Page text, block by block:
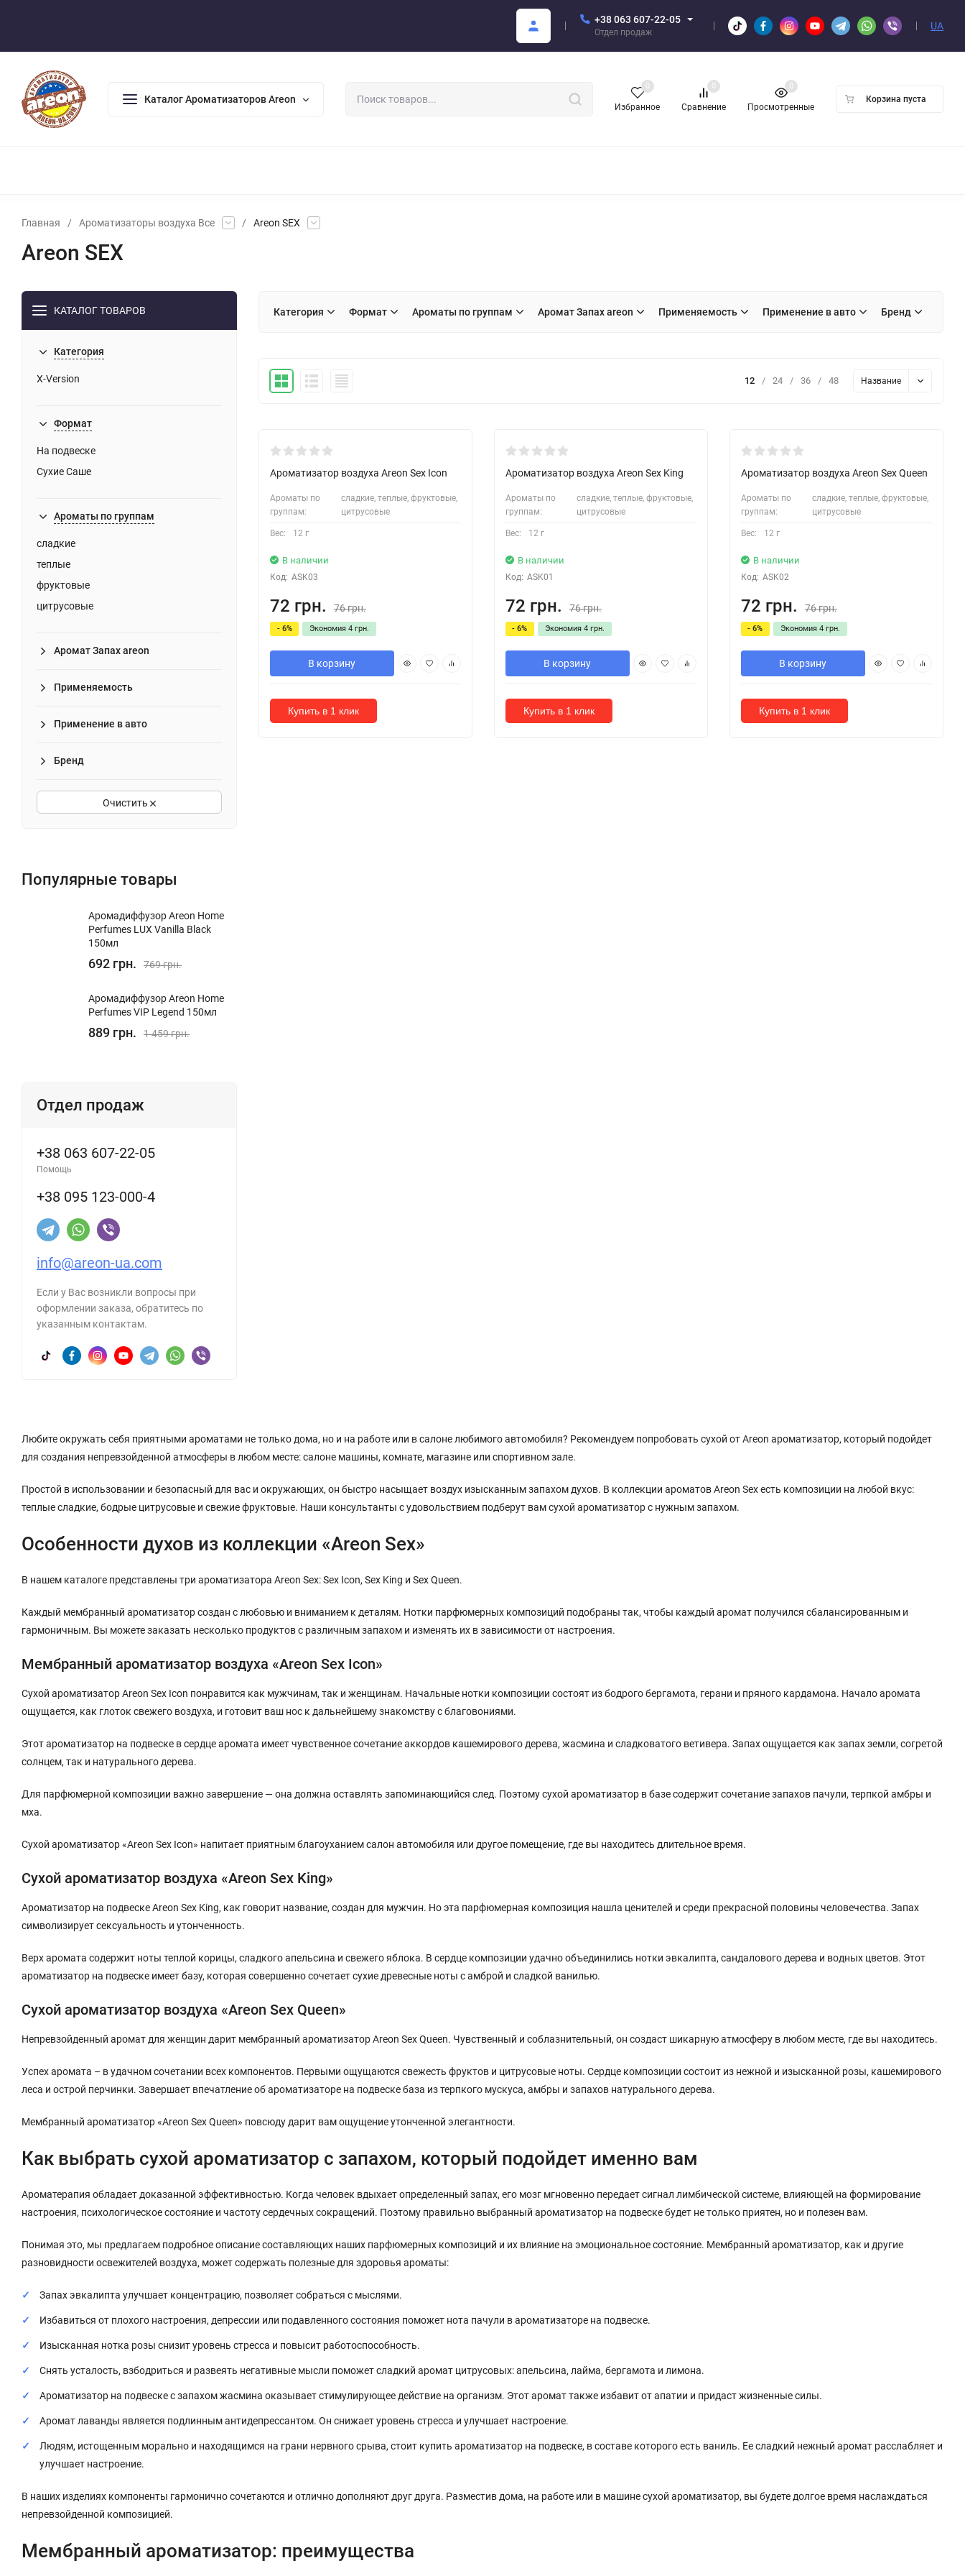
+38 063 607-22-05
Отдел продаж
UA
Каталог Ароматизаторов Areon
Избранное
0
Сравнение
0
Просмотренные
0
Корзина пуста
Главная / Ароматизаторы воздуха Все / Areon SEX
Areon SEX
КАТАЛОГ ТОВАРОВ
Категория
X-Version
Формат
На подвеске
Сухие Саше
Ароматы по группам
сладкие
теплые
фруктовые
цитрусовые
Аромат Запах areon
Применяемость
Применение в авто
Бренд
Очистить
Популярные товары
Аромадиффузор Areon Home
Perfumes LUX Vanilla Black
150мл
692 грн. 769 грн.
Аромадиффузор Areon Home
Perfumes VIP Legend 150мл
889 грн. 1 459 грн.
Отдел продаж
+38 063 607-22-05
Помощь
+38 095 123-000-4
info@areon-ua.com
Если у Вас возникли вопросы при
оформлении заказа, обратитесь по
указанным контактам.
Категория Формат Ароматы по группам Аромат Запах areon Применяемость Применение в авто Бренд
12 / 24 / 36 / 48 Название
Ароматизатор воздуха Areon Sex Icon
Ароматы по
группам:
сладкие, теплые, фруктовые,
цитрусовые
Вес: 12 г
В наличии
Код: ASK03
72 грн. 76 грн.
- 6% Экономия 4 грн.
В корзину
Купить в 1 клик
Ароматизатор воздуха Areon Sex King
Ароматы по
группам:
сладкие, теплые, фруктовые,
цитрусовые
Вес: 12 г
В наличии
Код: ASK01
72 грн. 76 грн.
- 6% Экономия 4 грн.
В корзину
Купить в 1 клик
Ароматизатор воздуха Areon Sex Queen
Ароматы по
группам:
сладкие, теплые, фруктовые,
цитрусовые
Вес: 12 г
В наличии
Код: ASK02
72 грн. 76 грн.
- 6% Экономия 4 грн.
В корзину
Купить в 1 клик
Любите окружать себя приятными ароматами не только дома, но и на работе или в салоне любимого автомобиля? Рекомендуем попробовать сухой от Areon ароматизатор, который подойдет
для создания непревзойденной атмосферы в любом месте: салоне машины, комнате, магазине или спортивном зале.
Простой в использовании и безопасный для вас и окружающих, он быстро насыщает воздух изысканным запахом духов. В коллекции ароматов Areon Sex есть композиции на любой вкус:
теплые сладкие, бодрые цитрусовые и свежие фруктовые. Наши консультанты с удовольствием подберут вам сухой ароматизатор с нужным запахом.
Особенности духов из коллекции «Areon Sex»
В нашем каталоге представлены три ароматизатора Areon Sex: Sex Icon, Sex King и Sex Queen.
Каждый мембранный ароматизатор создан с любовью и вниманием к деталям. Нотки парфюмерных композиций подобраны так, чтобы каждый аромат получился сбалансированным и
гармоничным. Вы можете заказать несколько продуктов с различным запахом и изменять их в зависимости от настроения.
Мембранный ароматизатор воздуха «Areon Sex Icon»
Сухой ароматизатор Areon Sex Icon понравится как мужчинам, так и женщинам. Начальные нотки композиции состоят из бодрого бергамота, герани и пряного кардамона. Начало аромата
ощущается, как глоток свежего воздуха, и готовит ваш нос к дальнейшему знакомству с благовониями.
Этот ароматизатор на подвеске в сердце аромата имеет чувственное сочетание аккордов кашемирового дерева, жасмина и сладковатого ветивера. Запах ощущается как запах земли, согретой
солнцем, так и натурального дерева.
Для парфюмерной композиции важно завершение — она должна оставлять запоминающийся след. Поэтому сухой ароматизатор в базе содержит сочетание запахов пачули, терпкой амбры и
мха.
Сухой ароматизатор «Areon Sex Icon» напитает приятным благоуханием салон автомобиля или другое помещение, где вы находитесь длительное время.
Сухой ароматизатор воздуха «Areon Sex King»
Ароматизатор на подвеске Areon Sex King, как говорит название, создан для мужчин. Но эта парфюмерная композиция нашла ценителей и среди прекрасной половины человечества. Запах
символизирует сексуальность и утонченность.
Верх аромата содержит ноты теплой корицы, сладкого апельсина и свежего яблока. В сердце композиции удачно объединились нотки эвкалипта, сандалового дерева и водных цветов. Этот
ароматизатор на подвеске имеет базу, которая совершенно сочетает сухие древесные ноты с амброй и сладкой ванилью.
Сухой ароматизатор воздуха «Areon Sex Queen»
Непревзойденный аромат для женщин дарит мембранный ароматизатор Areon Sex Queen. Чувственный и соблазнительный, он создаст шикарную атмосферу в любом месте, где вы находитесь.
Успех аромата – в удачном сочетании всех компонентов. Первыми ощущаются свежесть фруктов и цитрусовые ноты. Сердце композиции состоит из нежной и изысканной розы, кашемирового
леса и острой перчинки. Завершает впечатление об ароматизаторе на подвеске база из терпкого мускуса, амбры и запахов натурального дерева.
Мембранный ароматизатор «Areon Sex Queen» повсюду дарит вам ощущение утонченной элегантности.
Как выбрать сухой ароматизатор с запахом, который подойдет именно вам
Ароматерапия обладает доказанной эффективностью. Когда человек вдыхает определенный запах, его мозг мгновенно передает сигнал лимбической системе, влияющей на формирование
настроения, психологическое состояние и частоту сердечных сокращений. Поэтому правильно выбранный ароматизатор на подвеске будет не только приятен, но и полезен вам.
Понимая это, мы предлагаем подробное описание составляющих наших парфюмерных композиций и их влияние на эмоциональное состояние. Мембранный ароматизатор, как и другие
разновидности освежителей воздуха, может содержать полезные для здоровья ароматы:
Запах эвкалипта улучшает концентрацию, позволяет собраться с мыслями.
Избавиться от плохого настроения, депрессии или подавленного состояния поможет нота пачули в ароматизаторе на подвеске.
Изысканная нотка розы снизит уровень стресса и повысит работоспособность.
Снять усталость, взбодриться и развеять негативные мысли поможет сладкий аромат цитрусовых: апельсина, лайма, бергамота и лимона.
Ароматизатор на подвеске с запахом жасмина оказывает стимулирующее действие на организм. Этот аромат также избавит от апатии и придаст жизненные силы.
Аромат лаванды является подлинным антидепрессантом. Он снижает уровень стресса и улучшает настроение.
Людям, истощенным морально и находящимся на грани нервного срыва, стоит купить ароматизатор на подвеске, в составе которого есть ваниль. Ее сладкий нежный аромат расслабляет и
улучшает настроение.
В наших изделиях компоненты гармонично сочетаются и отлично дополняют друг друга. Разместив дома, на работе или в машине сухой ароматизатор, вы будете долгое время наслаждаться
непревзойденной композицией.
Мембранный ароматизатор: преимущества